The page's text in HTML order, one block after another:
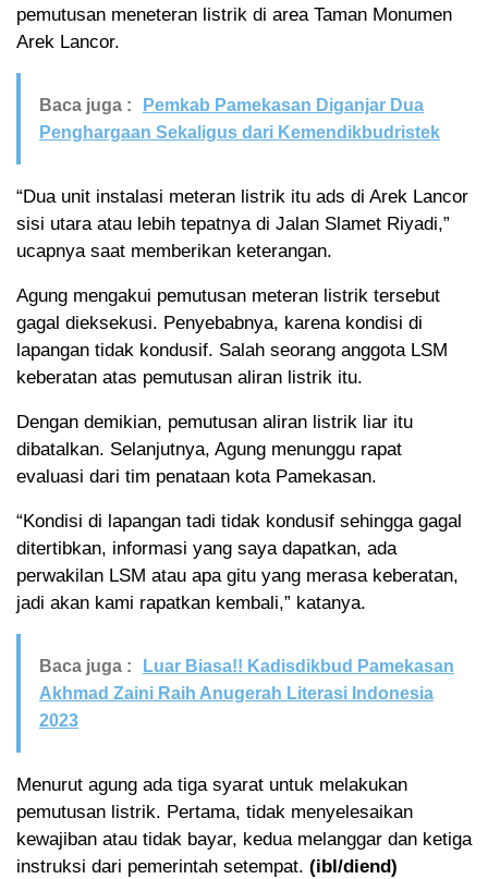
pemutusan meneteran listrik di area Taman Monumen
Arek Lancor.
Baca juga :
Pemkab Pamekasan Diganjar Dua
Penghargaan Sekaligus dari Kemendikbudristek
“Dua unit instalasi meteran listrik itu ads di Arek Lancor
sisi utara atau lebih tepatnya di Jalan Slamet Riyadi,”
ucapnya saat memberikan keterangan.
Agung mengakui pemutusan meteran listrik tersebut
gagal dieksekusi. Penyebabnya, karena kondisi di
lapangan tidak kondusif. Salah seorang anggota LSM
keberatan atas pemutusan aliran listrik itu.
Dengan demikian, pemutusan aliran listrik liar itu
dibatalkan. Selanjutnya, Agung menunggu rapat
evaluasi dari tim penataan kota Pamekasan.
“Kondisi di lapangan tadi tidak kondusif sehingga gagal
ditertibkan, informasi yang saya dapatkan, ada
perwakilan LSM atau apa gitu yang merasa keberatan,
jadi akan kami rapatkan kembali,” katanya.
Baca juga :
Luar Biasa!! Kadisdikbud Pamekasan
Akhmad Zaini Raih Anugerah Literasi Indonesia
2023
Menurut agung ada tiga syarat untuk melakukan
pemutusan listrik. Pertama, tidak menyelesaikan
kewajiban atau tidak bayar, kedua melanggar dan ketiga
instruksi dari pemerintah setempat. (ibl/diend)